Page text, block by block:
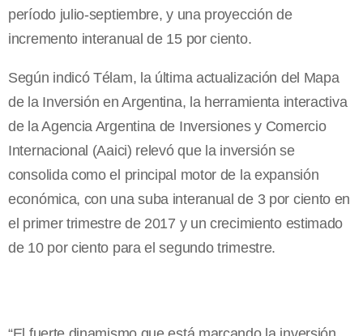
período julio-septiembre, y una proyección de
incremento interanual de 15 por ciento.
Según indicó Télam, la última actualización del Mapa
de la Inversión en Argentina, la herramienta interactiva
de la Agencia Argentina de Inversiones y Comercio
Internacional (Aaici) relevó que la inversión se
consolida como el principal motor de la expansión
económica, con una suba interanual de 3 por ciento en
el primer trimestre de 2017 y un crecimiento estimado
de 10 por ciento para el segundo trimestre.